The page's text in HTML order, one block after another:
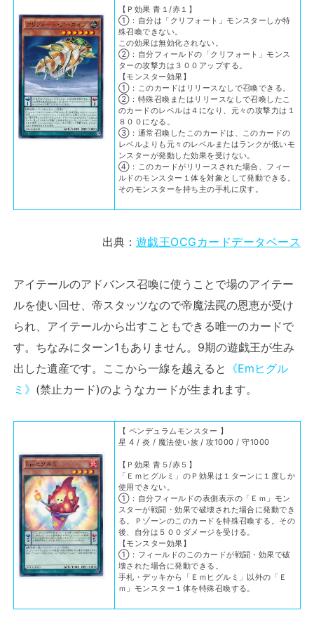
【Ｐ効果 青１/赤１】
①：自分は「クリフォート」モンスターしか特
殊召喚できない。
この効果は無効化されない。
②：自分フィールドの「クリフォート」モンス
ターの攻撃力は３００アップする。
【モンスター効果】
①：このカードはリリースなしで召喚できる。
②：特殊召喚またはリリースなしで召喚したこ
のカードのレベルは４になり、元々の攻撃力は１
８００になる。
③：通常召喚したこのカードは、このカードの
レベルよりも元々のレベルまたはランクが低いモ
ンスターが発動した効果を受けない。
④：このカードがリリースされた場合、フィー
ルドのモンスター１体を対象として発動できる。
そのモンスターを持ち主の手札に戻す。
出典： 遊戯王OCGカードデータベース
アイテールのアドバンス召喚に使うことで場のアイテー
ルを使い回せ、帝スタッツなので帝魔法罠の恩恵が受け
られ、アイテールから出すこともできる唯一のカードで
す。ちなみにターン1もありません。9期の遊戯王が生み
出した遺産です。ここから一線を越えると 《Emヒグル
ミ》 (禁止カード)のようなカードが生まれます。
【 ペンデュラムモンスター 】
星 4 / 炎 / 魔法使い族 / 攻1000 / 守1000
【Ｐ効果 青５/赤５】
「Ｅｍヒグルミ」のＰ効果は１ターンに１度しか
使用できない。
①：自分フィールドの表側表示の「Ｅｍ」モン
スターが戦闘・効果で破壊された場合に発動でき
る。Ｐゾーンのこのカードを特殊召喚する。その
後、自分は５００ダメージを受ける。
【モンスター効果】
①：フィールドのこのカードが戦闘・効果で破
壊された場合に発動できる。
手札・デッキから「Ｅｍヒグルミ」以外の「Ｅ
ｍ」モンスター１体を特殊召喚する。